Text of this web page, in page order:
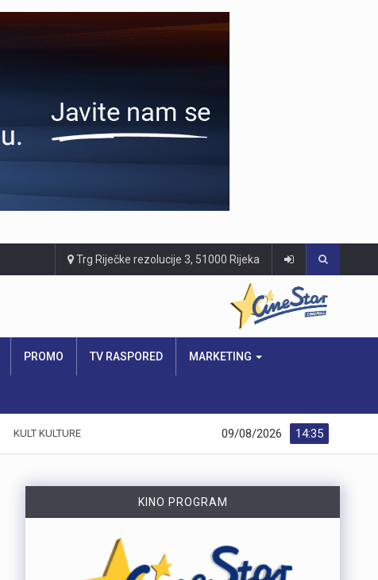
Trg Riječke rezolucije 3, 51000 Rijeka
PROMO TV RASPORED MARKETING
KULT KULTURE 14:35
09/08/2026
KINO PROGRAM